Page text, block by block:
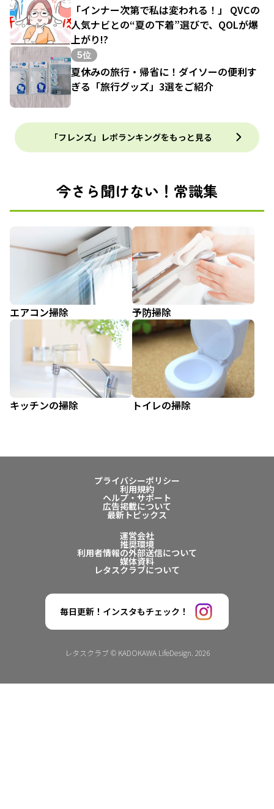
「インナー次第で私は変われる！」 QVCの
人気ナビとの“夏の下着”選びで、QOLが爆
上がり!?
5位
夏休みの旅行・帰省に！ダイソーの便利す
ぎる「旅行グッズ」3選をご紹介
「フレンズ」レポランキングをもっと見る
今さら聞けない！常識集
エアコン掃除 予防掃除
キッチンの掃除 トイレの掃除
プライバシーポリシー
利用規約
ヘルプ・サポート
広告掲載について
最新トピックス
運営会社
推奨環境
利用者情報の外部送信について
媒体資料
レタスクラブについて
毎日更新！インスタもチェック！
レタスクラブ © KADOKAWA LifeDesign. 2026